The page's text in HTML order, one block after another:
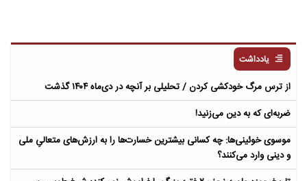
یادداشت
از ترس مرگ خودکشی کردن / تحلیلی بر آنچه در دی‌ماه ۱۴۰۴ گذشت
ضربه‌ای که به دین می‌زنید!
موسوی خوئینی‌ها: چه کسانی بیشترین خسارت‌ها را به ارزش‌های متعالیِ ملی
و دینی وارد می‌کنند؟